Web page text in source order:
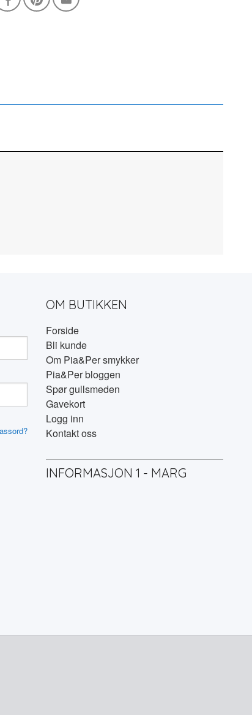
OM BUTIKKEN
Forside
Bli kunde
Om Pia&Per smykker
Pia&Per bloggen
Spør gullsmeden
Gavekort
Logg inn
Kontakt oss
INFORMASJON 1 - MARG